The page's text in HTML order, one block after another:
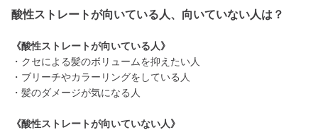
酸性ストレートが向いている人、向いていない人は？
《酸性ストレートが向いている人》
・クセによる髪のボリュームを抑えたい人
・ブリーチやカラーリングをしている人
・髪のダメージが気になる人
《酸性ストレートが向いていない人》